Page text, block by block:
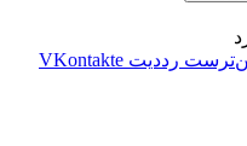
‫رددیت ‫VKontakte